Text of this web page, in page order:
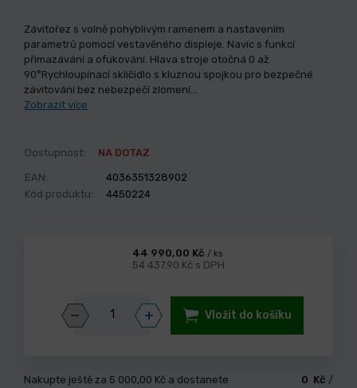
Závitořez s volně pohyblivým ramenem a nastavením
parametrů pomocí vestavěného displeje. Navíc s funkcí
přimazávání a ofukování. Hlava stroje otočná 0 až
90°Rychloupínací sklíčidlo s kluznou spojkou pro bezpečné
závitování bez nebezpečí zlomení…
Zobrazit více
Dostupnost: NA DOTAZ
EAN:
4036351328902
Kód produktu:
4450224
44 990,00 Kč / ks
54 437,90 Kč s DPH
Vložit do košíku
Nakupte ještě za 5 000,00 Kč a dostanete
0 Kč /